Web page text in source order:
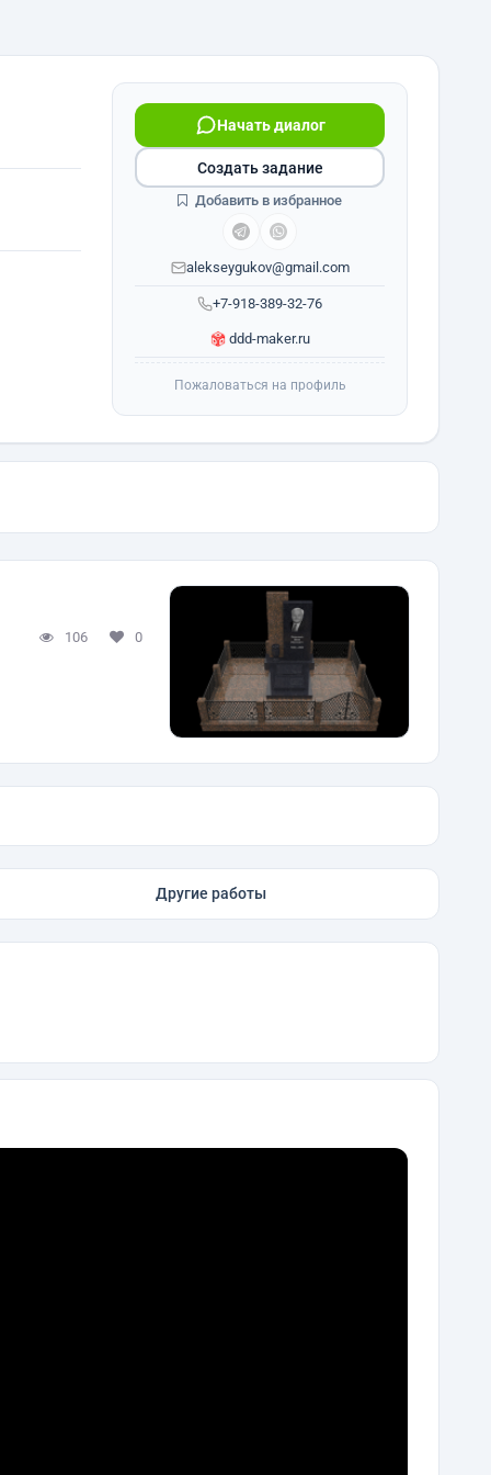
+7-918-389-32-76
Начать диалог
alekseygukov@gmail.com
ddd-maker.ru
Создать задание
Добавить в избранное
Пожаловаться на профиль
106 0
Другие работы